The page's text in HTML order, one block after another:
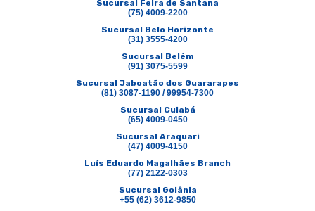
Sucursal Feira de Santana
(75) 4009-2200
Sucursal Belo Horizonte
(31) 3555-4200
Sucursal Belém
(91) 3075-5599
Sucursal Jaboatão dos Guararapes
(81) 3087-1190 / 99954-7300
Sucursal Cuiabá
(65) 4009-0450
Sucursal Araquari
(47) 4009-4150
Luís Eduardo Magalhães Branch
(77) 2122-0303
Sucursal Goiânia
+55 (62) 3612-9850